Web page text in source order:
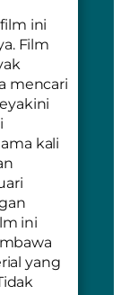
ini
Film
mencari
kali
ini
yang